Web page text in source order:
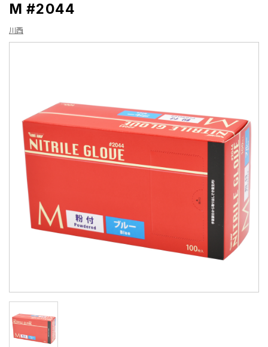
M #2044
川西